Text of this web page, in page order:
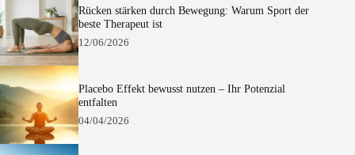
Rücken stärken durch Bewegung: Warum Sport der
beste Therapeut ist
12/06/2026
Placebo Effekt bewusst nutzen – Ihr Potenzial
entfalten
04/04/2026